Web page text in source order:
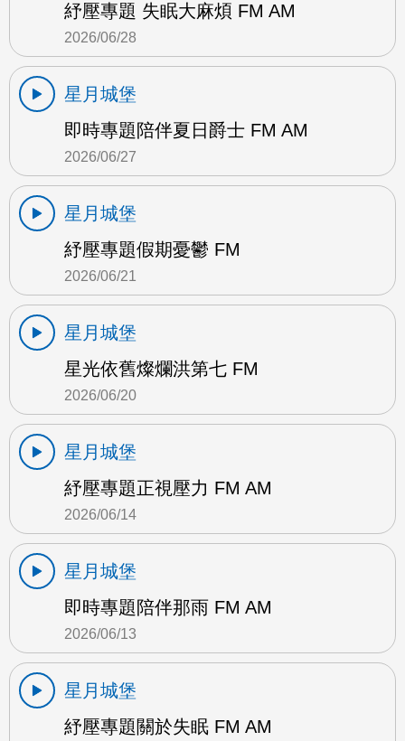
紓壓專題 失眠大麻煩 FM AM
2026/06/28
星月城堡
即時專題陪伴夏日爵士 FM AM
2026/06/27
星月城堡
紓壓專題假期憂鬱 FM
2026/06/21
星月城堡
星光依舊燦爛洪第七 FM
2026/06/20
星月城堡
紓壓專題正視壓力 FM AM
2026/06/14
星月城堡
即時專題陪伴那雨 FM AM
2026/06/13
星月城堡
紓壓專題關於失眠 FM AM